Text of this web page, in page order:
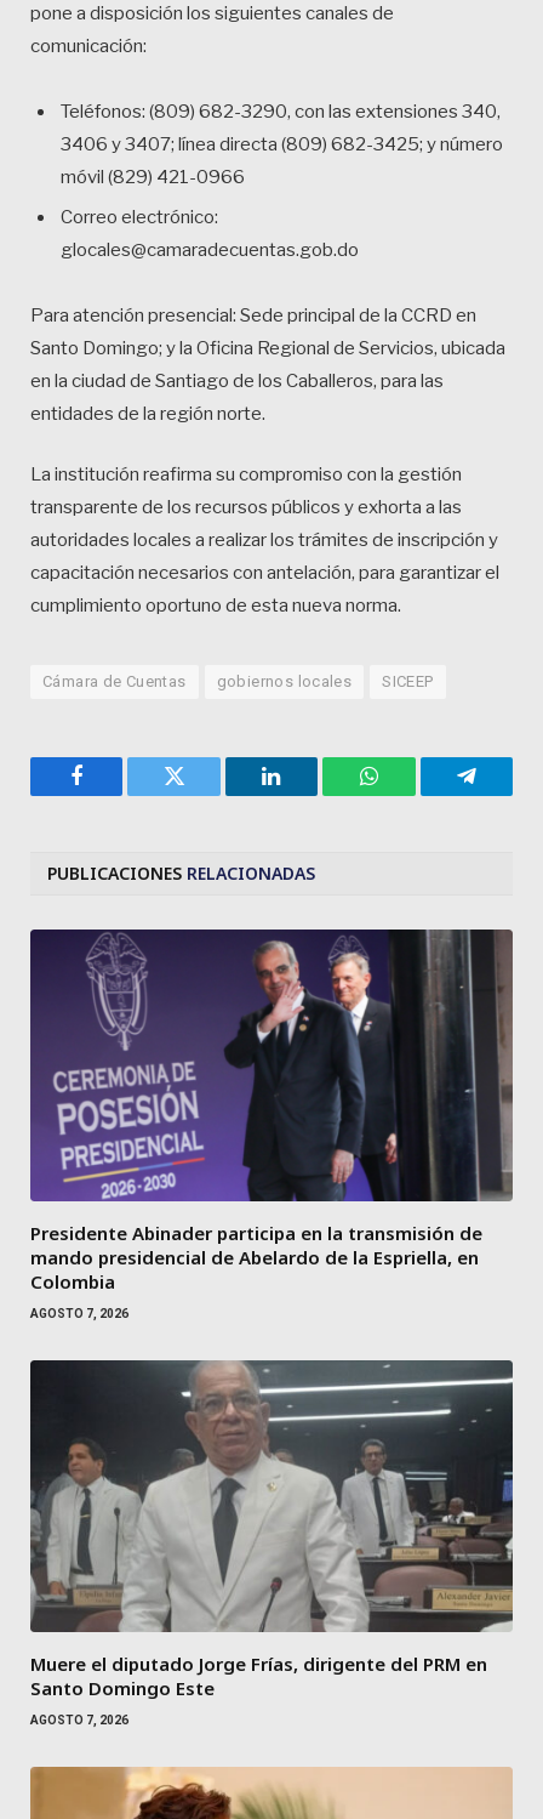
pone a disposición los siguientes canales de
comunicación:
Teléfonos: (809) 682-3290, con las extensiones 340,
3406 y 3407; línea directa (809) 682-3425; y número
móvil (829) 421-0966
Correo electrónico:
glocales@camaradecuentas.gob.do
Para atención presencial: Sede principal de la CCRD en
Santo Domingo; y la Oficina Regional de Servicios, ubicada
en la ciudad de Santiago de los Caballeros, para las
entidades de la región norte.
La institución reafirma su compromiso con la gestión
transparente de los recursos públicos y exhorta a las
autoridades locales a realizar los trámites de inscripción y
capacitación necesarios con antelación, para garantizar el
cumplimiento oportuno de esta nueva norma.
Cámara de Cuentas gobiernos locales SICEEP
Facebook Twitter LinkedIn WhatsApp
PUBLICACIONES RELACIONADAS
Presidente Abinader participa en la transmisión de
mando presidencial de Abelardo de la Espriella, en
Colombia
AGOSTO 7, 2026
Muere el diputado Jorge Frías, dirigente del PRM en
Santo Domingo Este
AGOSTO 7, 2026